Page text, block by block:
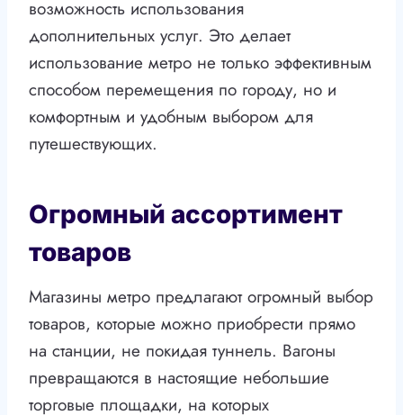
возможность использования
дополнительных услуг. Это делает
использование метро не только эффективным
способом перемещения по городу, но и
комфортным и удобным выбором для
путешествующих.
Огромный ассортимент
товаров
Магазины метро предлагают огромный выбор
товаров, которые можно приобрести прямо
на станции, не покидая туннель. Вагоны
превращаются в настоящие небольшие
торговые площадки, на которых